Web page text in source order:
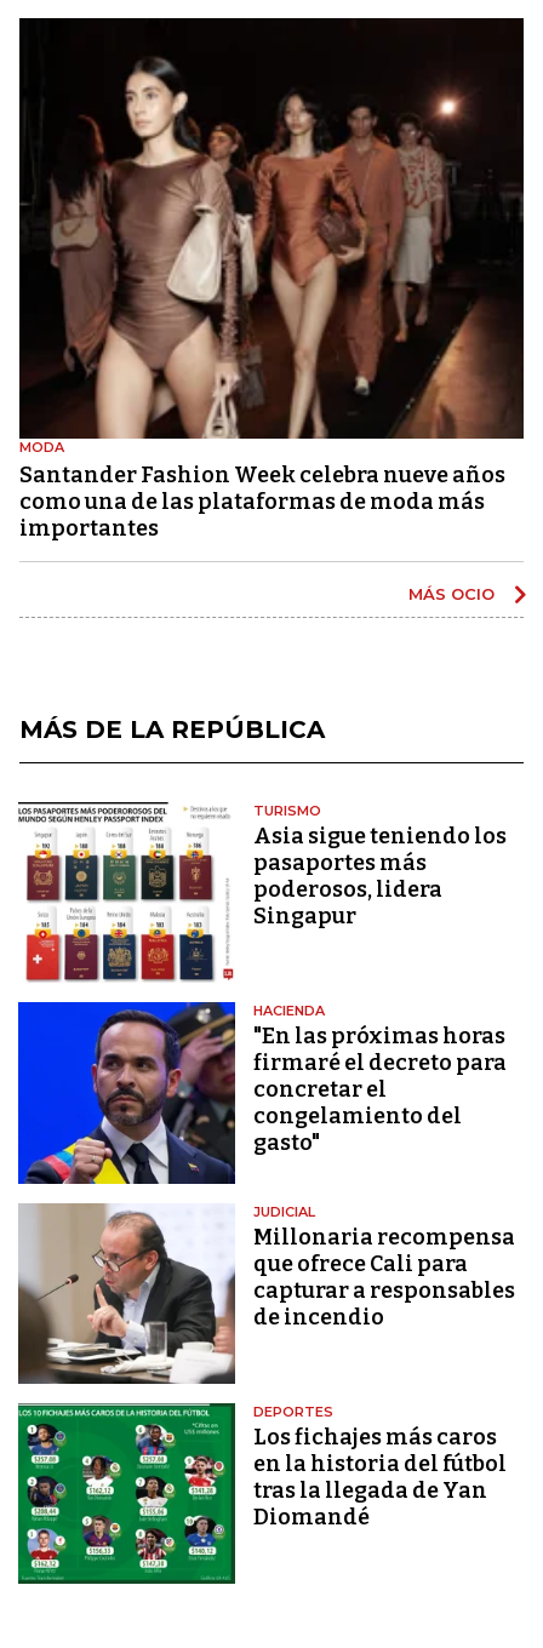
MODA
Santander Fashion Week celebra nueve años
como una de las plataformas de moda más
importantes
MÁS OCIO
MÁS DE LA REPÚBLICA
TURISMO
Asia sigue teniendo los
pasaportes más
poderosos, lidera
Singapur
HACIENDA
"En las próximas horas
firmaré el decreto para
concretar el
congelamiento del
gasto"
JUDICIAL
Millonaria recompensa
que ofrece Cali para
capturar a responsables
de incendio
DEPORTES
Los fichajes más caros
en la historia del fútbol
tras la llegada de Yan
Diomandé